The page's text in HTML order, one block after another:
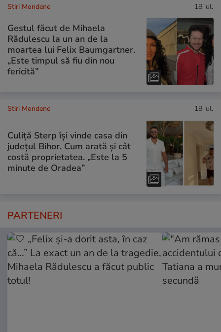
Stiri Mondene 18 iul.
Gestul făcut de Mihaela
Rădulescu la un an de la
moartea lui Felix Baumgartner.
„Este timpul să fiu din nou
fericită”
Stiri Mondene 18 iul.
Culiță Sterp își vinde casa din
județul Bihor. Cum arată și cât
costă proprietatea. „Este la 5
minute de Oradea”
PARTENERI